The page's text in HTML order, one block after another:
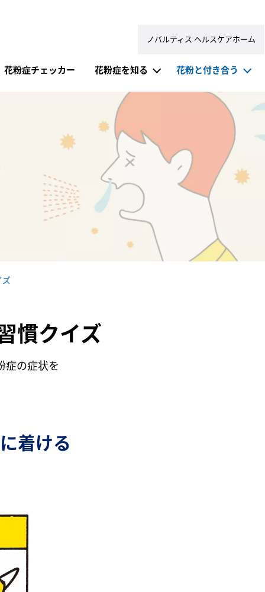
ノバルティス ヘルスケアホーム
花粉症チェッカー 花粉症を知る 花粉と付き合う
ズ
慣クイズ
症の症状を
着ける